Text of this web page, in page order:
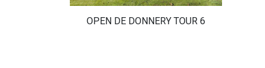
OPEN DE DONNERY TOUR 6